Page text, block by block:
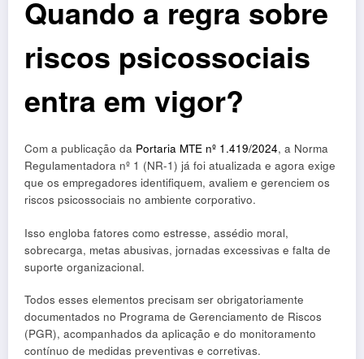
Quando a regra sobre
riscos psicossociais
entra em vigor?
Com a publicação da Portaria MTE nº 1.419/2024, a Norma
Regulamentadora nº 1 (NR-1) já foi atualizada e agora exige
que os empregadores identifiquem, avaliem e gerenciem os
riscos psicossociais no ambiente corporativo.
Isso engloba fatores como estresse, assédio moral,
sobrecarga, metas abusivas, jornadas excessivas e falta de
suporte organizacional.
Todos esses elementos precisam ser obrigatoriamente
documentados no Programa de Gerenciamento de Riscos
(PGR), acompanhados da aplicação e do monitoramento
contínuo de medidas preventivas e corretivas.